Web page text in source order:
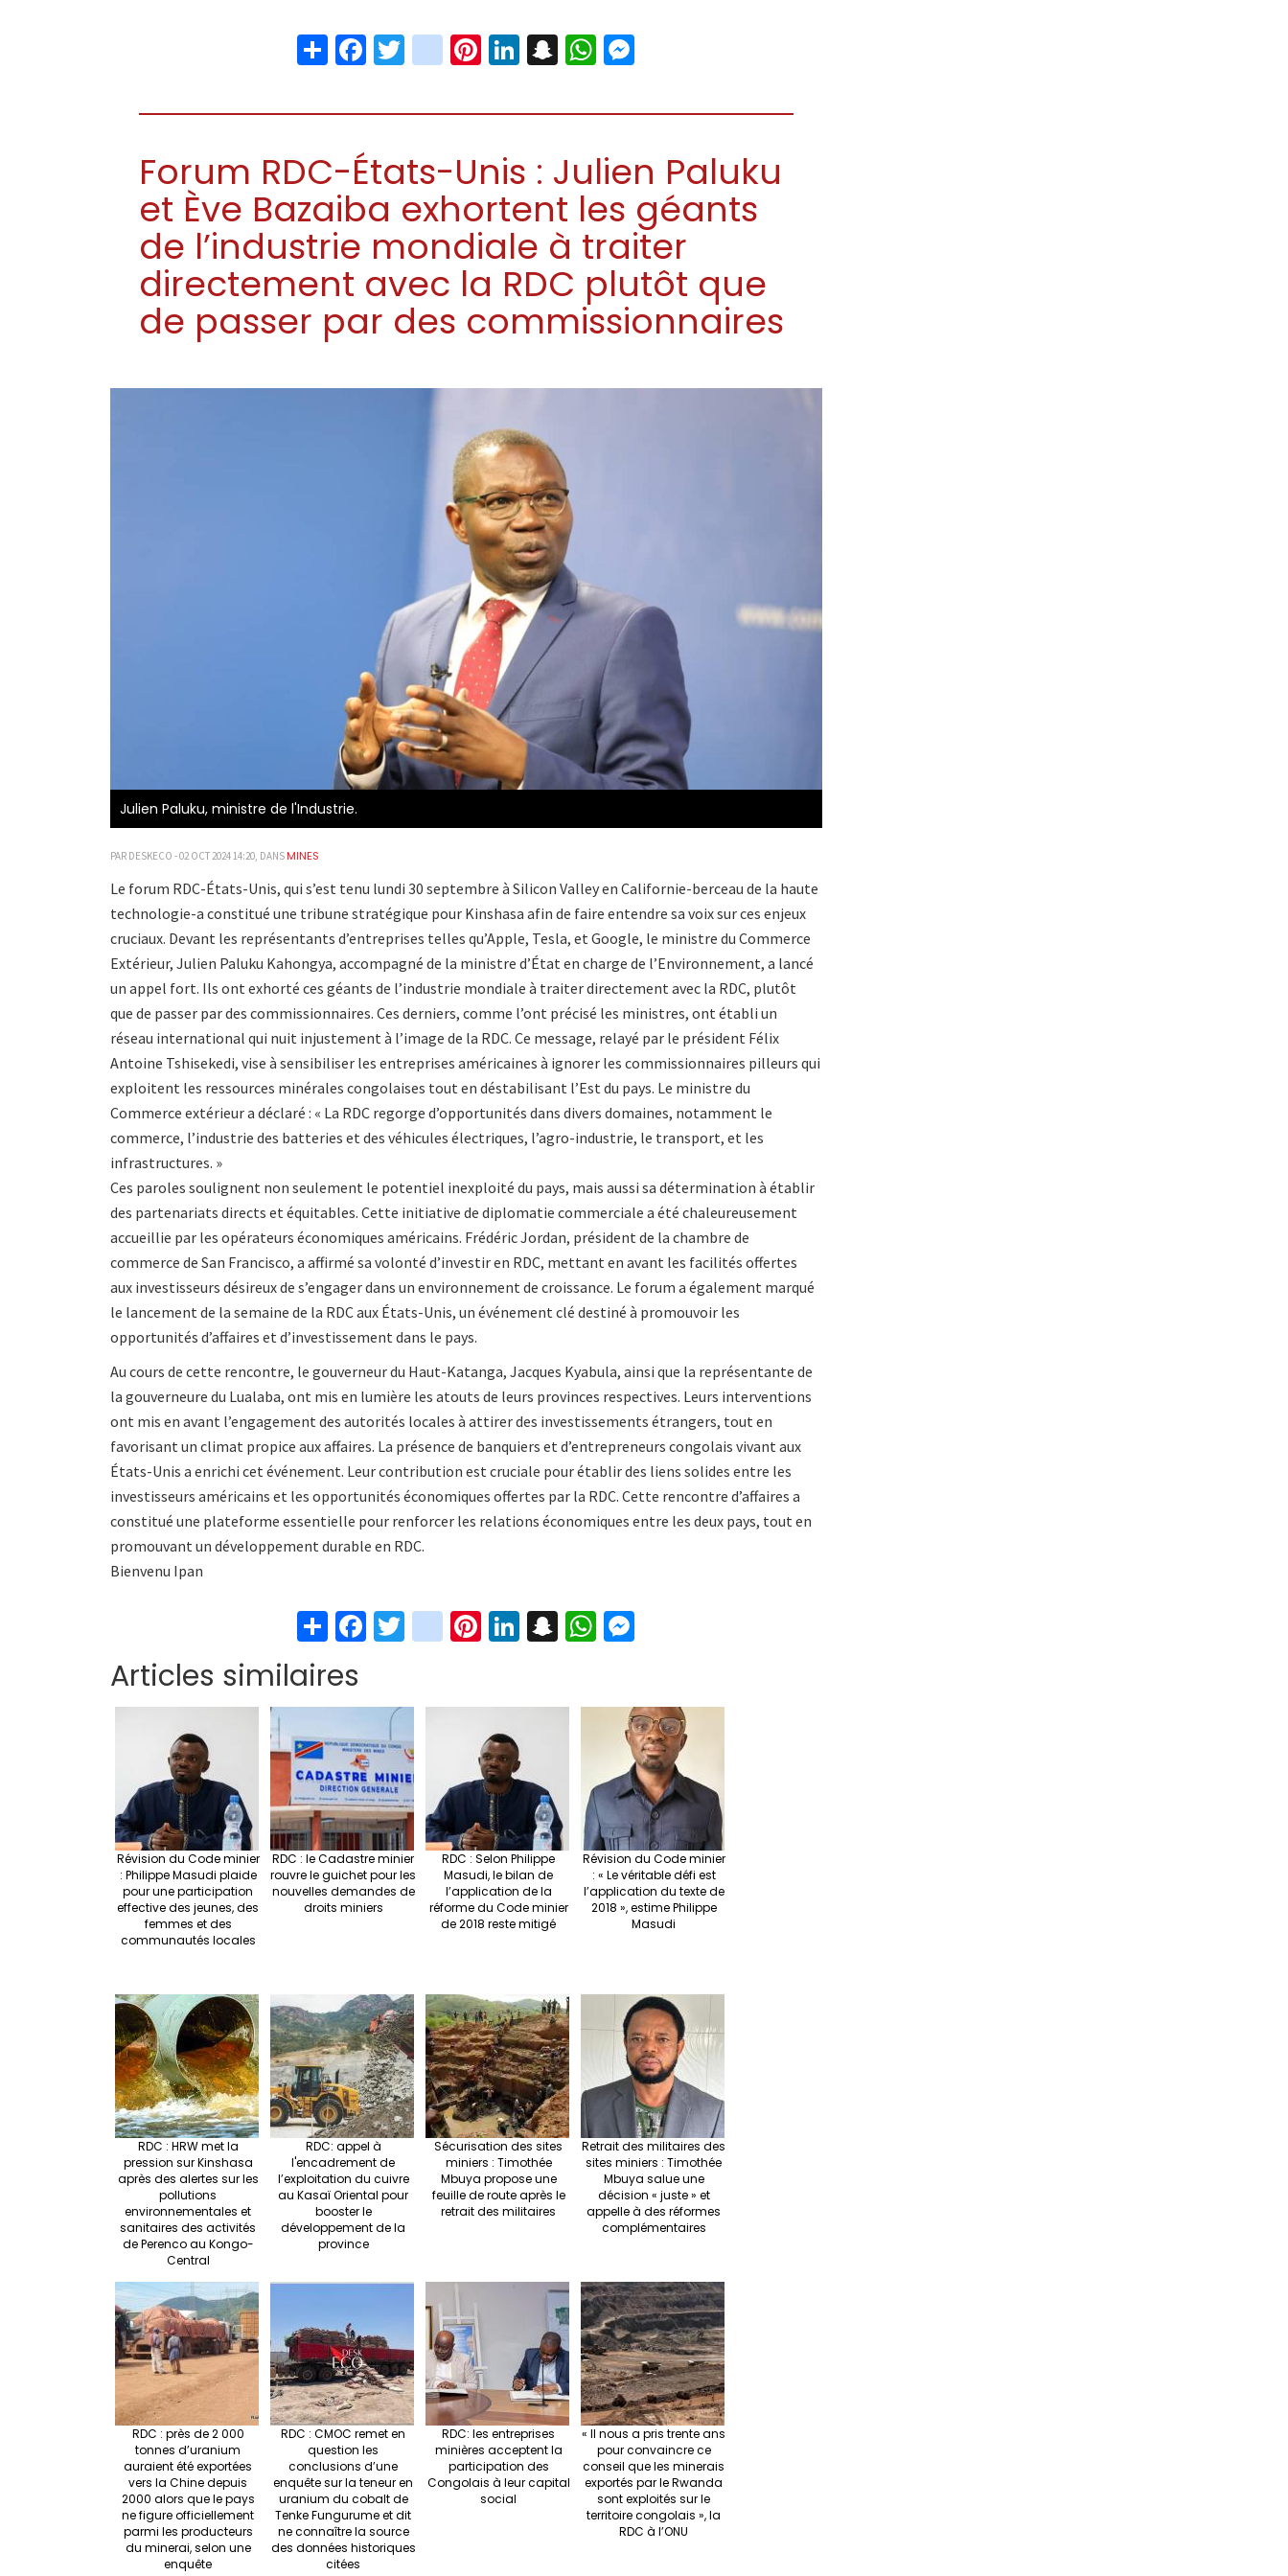
ShareFacebook
Twitter
instagram
Pinterest
LinkedIn
Snapchat
WhatsApp
Forum RDC-États-Unis : Julien Paluku
et Ève Bazaiba exhortent les géants
de l’industrie mondiale à traiter
directement avec la RDC plutôt que
de passer par des commissionnaires
Julien Paluku, ministre de l'Industrie.
PAR DESKECO - 02 OCT 2024 14:20, DANS MINES
Le forum RDC-États-Unis, qui s’est tenu lundi 30 septembre à Silicon Valley en Californie-berceau de la haute
technologie-a constitué une tribune stratégique pour Kinshasa afin de faire entendre sa voix sur ces enjeux
cruciaux. Devant les représentants d’entreprises telles qu’Apple, Tesla, et Google, le ministre du Commerce
Extérieur, Julien Paluku Kahongya, accompagné de la ministre d’État en charge de l’Environnement, a lancé
un appel fort. Ils ont exhorté ces géants de l’industrie mondiale à traiter directement avec la RDC, plutôt
que de passer par des commissionnaires. Ces derniers, comme l’ont précisé les ministres, ont établi un
réseau international qui nuit injustement à l’image de la RDC. Ce message, relayé par le président Félix
Antoine Tshisekedi, vise à sensibiliser les entreprises américaines à ignorer les commissionnaires pilleurs qui
exploitent les ressources minérales congolaises tout en déstabilisant l’Est du pays. Le ministre du
Commerce extérieur a déclaré : « La RDC regorge d’opportunités dans divers domaines, notamment le
commerce, l’industrie des batteries et des véhicules électriques, l’agro-industrie, le transport, et les
infrastructures. »
Ces paroles soulignent non seulement le potentiel inexploité du pays, mais aussi sa détermination à établir
des partenariats directs et équitables. Cette initiative de diplomatie commerciale a été chaleureusement
accueillie par les opérateurs économiques américains. Frédéric Jordan, président de la chambre de
commerce de San Francisco, a affirmé sa volonté d’investir en RDC, mettant en avant les facilités offertes
aux investisseurs désireux de s’engager dans un environnement de croissance. Le forum a également marqué
le lancement de la semaine de la RDC aux États-Unis, un événement clé destiné à promouvoir les
opportunités d’affaires et d’investissement dans le pays.
Au cours de cette rencontre, le gouverneur du Haut-Katanga, Jacques Kyabula, ainsi que la représentante de
la gouverneure du Lualaba, ont mis en lumière les atouts de leurs provinces respectives. Leurs interventions
ont mis en avant l’engagement des autorités locales à attirer des investissements étrangers, tout en
favorisant un climat propice aux affaires. La présence de banquiers et d’entrepreneurs congolais vivant aux
États-Unis a enrichi cet événement. Leur contribution est cruciale pour établir des liens solides entre les
investisseurs américains et les opportunités économiques offertes par la RDC. Cette rencontre d’affaires a
constitué une plateforme essentielle pour renforcer les relations économiques entre les deux pays, tout en
promouvant un développement durable en RDC.
Bienvenu Ipan
S
h
ar
e
Fa
ce
o
o
k
T
wi
er
in
st
ra
Pi
nt
es
t
Li
n
dI
S
n
pc
W
h
sA
p
n
ge
r
Articles similaires
Révision du Code minier
: Philippe Masudi plaide
pour une participation
effective des jeunes, des
femmes et des
communautés locales
RDC : le Cadastre minier
rouvre le guichet pour les
nouvelles demandes de
droits miniers
RDC : Selon Philippe
Masudi, le bilan de
l’application de la
réforme du Code minier
de 2018 reste mitigé
Révision du Code minier
: « Le véritable défi est
l’application du texte de
2018 », estime Philippe
Masudi
RDC : HRW met la
pression sur Kinshasa
après des alertes sur les
pollutions
environnementales et
sanitaires des activités
de Perenco au Kongo-
Central
RDC: appel à
l'encadrement de
l’exploitation du cuivre
au Kasaï Oriental pour
booster le
développement de la
province
Sécurisation des sites
miniers : Timothée
Mbuya propose une
feuille de route après le
retrait des militaires
Retrait des militaires des
sites miniers : Timothée
Mbuya salue une
décision « juste » et
appelle à des réformes
complémentaires
RDC : près de 2 000
tonnes d’uranium
auraient été exportées
vers la Chine depuis
2000 alors que le pays
ne figure officiellement
parmi les producteurs
du minerai, selon une
enquête
RDC : CMOC remet en
question les
conclusions d’une
enquête sur la teneur en
uranium du cobalt de
Tenke Fungurume et dit
ne connaître la source
des données historiques
citées
RDC: les entreprises
minières acceptent la
participation des
Congolais à leur capital
social
« Il nous a pris trente ans
pour convaincre ce
conseil que les minerais
exportés par le Rwanda
sont exploités sur le
territoire congolais », la
RDC à l’ONU